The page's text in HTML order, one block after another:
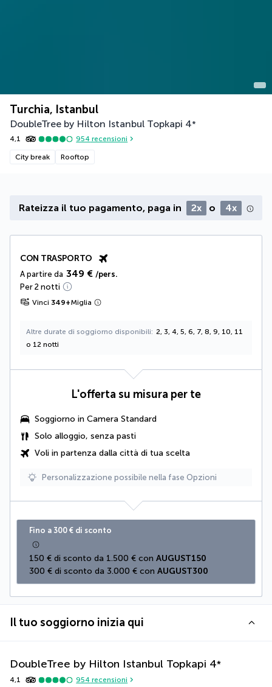
Turchia, Istanbul
DoubleTree by Hilton Istanbul Topkapi 4*
4,1 954 recensioni
City break Rooftop
Rateizza il tuo pagamento, paga in 2x o 4x
CON TRASPORTO
A partire da 349 € /pers.
Per 2 notti
Vinci 349+Miglia
Altre durate di soggiorno disponibili
2, 3, 4, 5, 6, 7, 8, 9, 10, 11
o 12 notti
L'offerta su misura per te
Soggiorno in Camera Standard
Solo alloggio, senza pasti
Voli in partenza dalla città di tua scelta
Personalizzazione possibile nella fase Opzioni
Fino a 300 € di sconto
150 € di sconto da 1.500 € con AUGUST150
300 € di sconto da 3.000 € con AUGUST300
Il tuo soggiorno inizia qui
DoubleTree by Hilton Istanbul Topkapi 4*
4,1 954 recensioni